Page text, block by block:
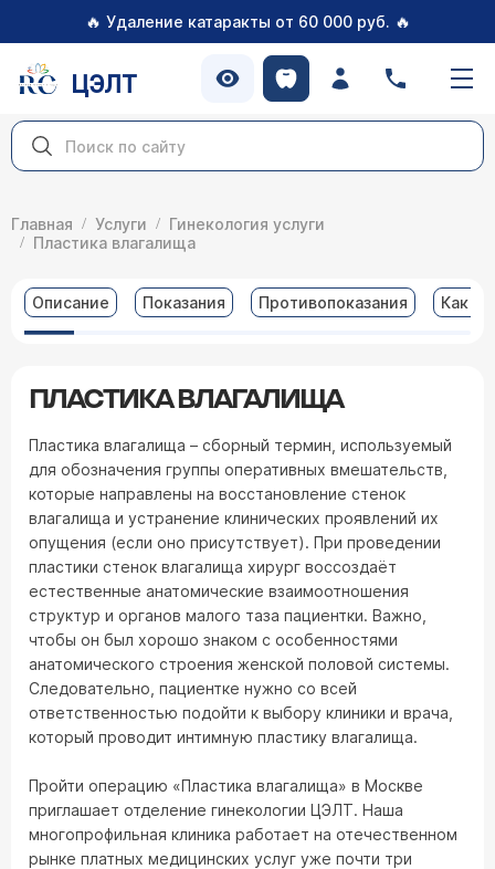
🔥 Удаление катаракты от 60 000 руб. 🔥
ЦЭЛТ
Главная Услуги
Гинекология услуги
Пластика влагалища
Описание Показания Противопоказания Как
ПЛАСТИКА ВЛАГАЛИЩА
Пластика влагалища – сборный термин, используемый
для обозначения группы оперативных вмешательств,
которые направлены на восстановление стенок
влагалища и устранение клинических проявлений их
опущения (если оно присутствует). При проведении
пластики стенок влагалища хирург воссоздаёт
естественные анатомические взаимоотношения
структур и органов малого таза пациентки. Важно,
чтобы он был хорошо знаком с особенностями
анатомического строения женской половой системы.
Следовательно, пациентке нужно со всей
ответственностью подойти к выбору клиники и врача,
который проводит интимную пластику влагалища.
Пройти операцию «Пластика влагалища» в Москве
приглашает отделение гинекологии ЦЭЛТ. Наша
многопрофильная клиника работает на отечественном
рынке платных медицинских услуг уже почти три